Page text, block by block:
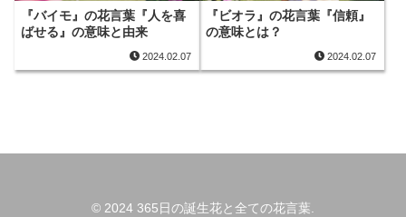
『バイモ』の花言葉『人を喜
ばせる』の意味と由来
2024.02.07
『ビオラ』の花言葉『信頼』
の意味とは？
2024.02.07
© 2024 365日の誕生花と全ての花言葉.